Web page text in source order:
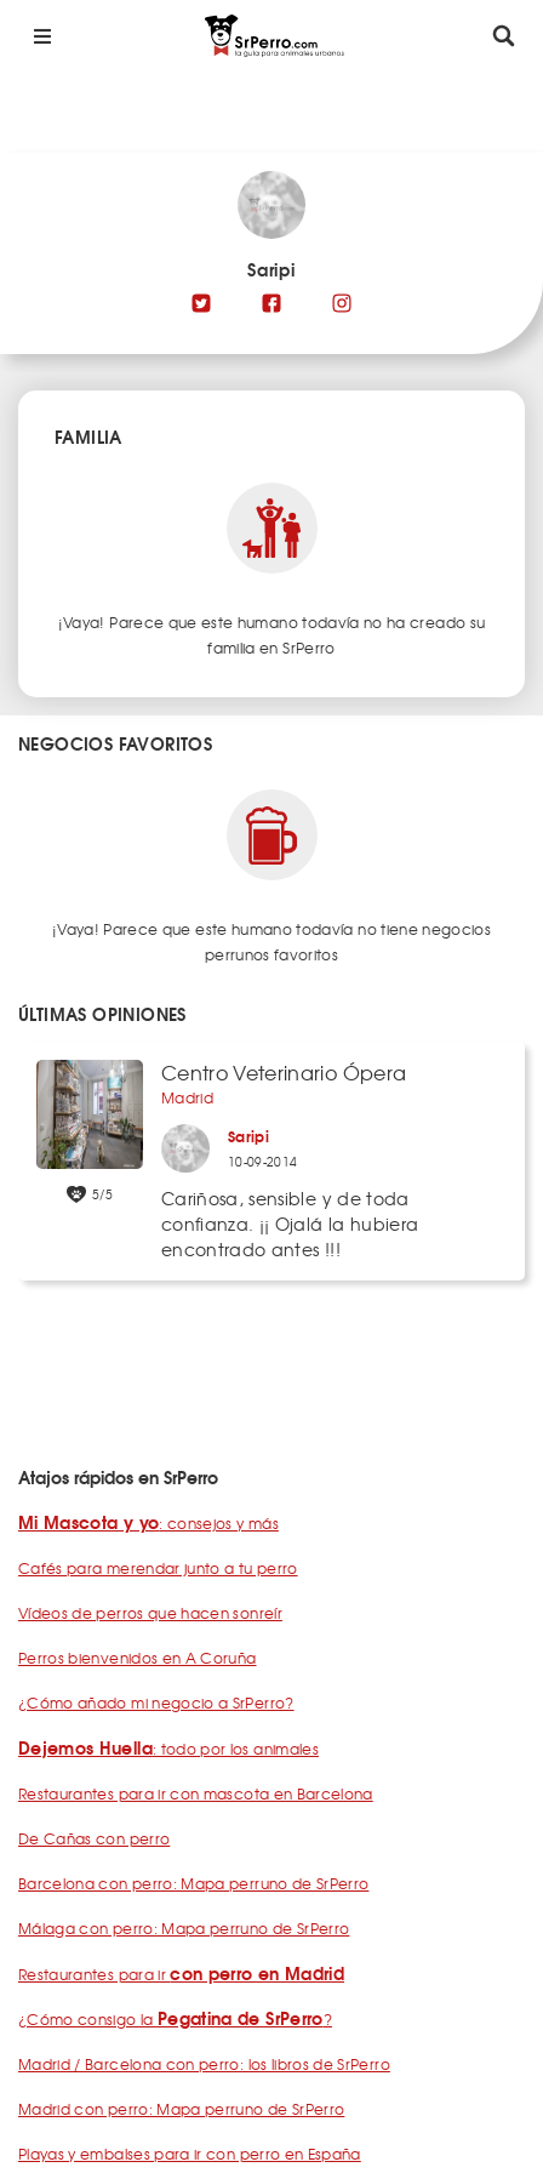
Saripi
FAMILIA
¡Vaya! Parece que este humano todavía no ha creado su
familia en SrPerro
NEGOCIOS FAVORITOS
¡Vaya! Parece que este humano todavía no tiene negocios
perrunos favoritos
ÚLTIMAS OPINIONES
5/5
Centro Veterinario Ópera
Madrid
Saripi
10-09-2014
Cariñosa, sensible y de toda
confianza. ¡¡ Ojalá la hubiera
encontrado antes !!!
Atajos rápidos en SrPerro
Mi Mascota y yo: consejos y más
Cafés para merendar junto a tu perro
Vídeos de perros que hacen sonreír
Perros bienvenidos en A Coruña
¿Cómo añado mi negocio a SrPerro?
Dejemos Huella: todo por los animales
Restaurantes para ir con mascota en Barcelona
De Cañas con perro
Barcelona con perro: Mapa perruno de SrPerro
Málaga con perro: Mapa perruno de SrPerro
Restaurantes para ircon perro en Madrid
¿Cómo consigo la Pegatina de SrPerro?
Madrid / Barcelona con perro: los libros de SrPerro
Madrid con perro: Mapa perruno de SrPerro
Playas y embalses para ir con perro en España